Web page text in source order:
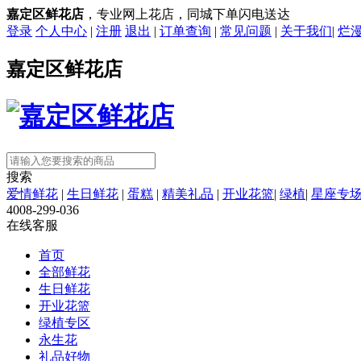
嘉定区鲜花店 ，专业网上花店，同城下单闪电送达
登录 个人中心 | 注册 退出 | 订单查询 | 常见问题 | 关于我们| 烂
嘉定区鲜花店
搜索
爱情鲜花 | 生日鲜花 | 蛋糕 | 精美礼品 | 开业花篮| 绿植| 星座专场
4008-299-036
在线客服
首页
全部鲜花
生日鲜花
开业花篮
绿植专区
永生花
礼品好物